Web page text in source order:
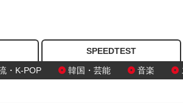
SPEEDTEST
・K-POP 韓国・芸能 音楽